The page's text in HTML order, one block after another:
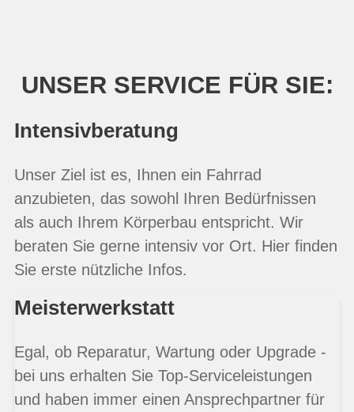
UNSER SERVICE FÜR SIE:
Intensivberatung
Unser Ziel ist es, Ihnen ein Fahrrad
anzubieten, das sowohl Ihren Bedürfnissen
als auch Ihrem Körperbau entspricht. Wir
beraten Sie gerne intensiv vor Ort. Hier finden
Sie erste nützliche Infos.
Meisterwerkstatt
Egal, ob Reparatur, Wartung oder Upgrade -
bei uns erhalten Sie Top-Serviceleistungen
und haben immer einen Ansprechpartner für